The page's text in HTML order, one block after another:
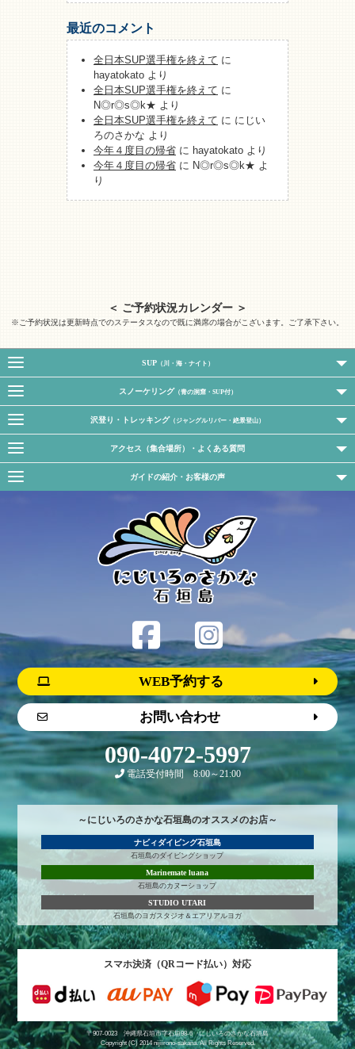
最近のコメント
全日本SUP選手権を終えて に
hayatokato より
全日本SUP選手権を終えて に
N◎r◎s◎k★ より
全日本SUP選手権を終えて に にじい
ろのさかな より
今年４度目の帰省 に hayatokato より
今年４度目の帰省 に N◎r◎s◎k★ よ
り
＜ ご予約状況カレンダー ＞
※ご予約状況は更新時点でのステータスなので既に満席の場合がこざいます。ご了承下さい。
SUP（川・海・ナイト）
スノーケリング （青の洞窟・SUP付）
沢登り・トレッキング （ジャングルリバー・絶景登山）
アクセス（集合場所）・よくある質問
ガイドの紹介・お客様の声
WEB予約する
お問い合わせ
090-4072-5997
電話受付時間 8:00～21:00
～にじいろのさかな石垣島のオススメのお店～
ナビィダイビング石垣島
石垣島のダイビングショップ
Marinemate luana
石垣島のカヌーショップ
STUDIO UTARI
石垣島のヨガスタジオ＆エアリアルヨガ
スマホ決済（QRコード払い）対応
〒907-0023 沖縄県石垣市字石垣98-6にじいろのさかな石垣島
Copyright (C) 2014 nijiirono-sakana. All Rights Reserved.